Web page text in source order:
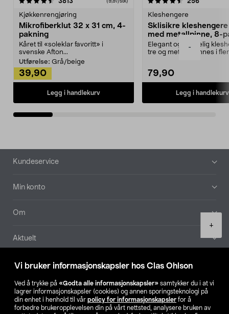
Vi bruker informasjonskapsler hos Clas Ohlson
Ved å trykke på «Godta alle informasjonskapsler» samtykker du i at vi
lagrer informasjonskapsler (cookies) og annen sporingsteknologi på
din enhet i henhold til vår policy for informasjonskapsler for å
forbedre brukeropplevelsen din på vårt nettsted, analysere bruken av
-
+
Kjøkkenrengjøring
Mikrofiberklut 32 x 31 cm, 4-
pakning
Kåret til «soleklar favoritt» i
svenske Afton...
Utførelse: Grå/beige
39,90
Legg i handlekurv
Kleshengere
Sklisikre
med metallpinne, 8-
Elegant og skikkelig
tre og metall – finnes i
79,90
Legg i handlekurv
Bunntekst
Kundeservice
Min konto
Om
Aktuelt
Våre selskaper
Finn din butikk